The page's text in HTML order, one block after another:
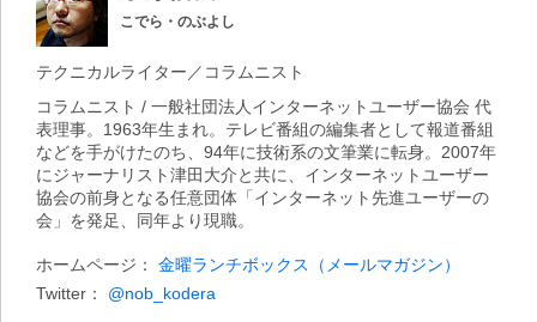
こでら・のぶよし
テクニカルライター／コラムニスト
コラムニスト / 一般社団法人インターネットユーザー協会 代
表理事。1963年生まれ。テレビ番組の編集者として報道番組
などを手がけたのち、94年に技術系の文筆業に転身。2007年
にジャーナリスト津田大介と共に、インターネットユーザー
協会の前身となる任意団体「インターネット先進ユーザーの
会」を発足、同年より現職。
ホームページ：
金曜ランチボックス（メールマガジン）
Twitter：
@nob_kodera